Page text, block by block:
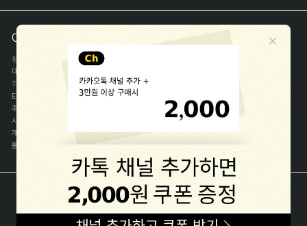
COMPANY INFO
상호
(주)해피프린스
대표
TEL
1668-1570
E-MAIL
help@happyprince.co.kr
주소
사업자등록번호
개인정보관리자
이화진
통신판매신고번호
제 2018-서울종로-1384 호[사업자정보확인]
COPYRIGHT(C) (주)해피프린스 ALL RIGHT RESERVED.